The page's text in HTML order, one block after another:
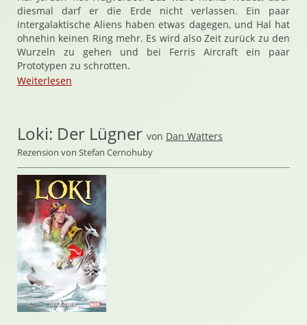
diesmal darf er die Erde nicht verlassen. Ein paar
intergalaktische Aliens haben etwas dagegen, und Hal hat
ohnehin keinen Ring mehr. Es wird also Zeit zurück zu den
Wurzeln zu gehen und bei Ferris Aircraft ein paar
Prototypen zu schrotten.
Weiterlesen
Loki: Der Lügner von Dan Watters
Rezension von Stefan Cernohuby